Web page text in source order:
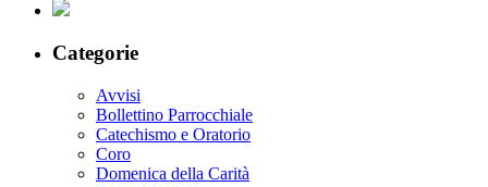
Categorie
Avvisi
Bollettino Parrocchiale
Catechismo e Oratorio
Coro
Domenica della Carità